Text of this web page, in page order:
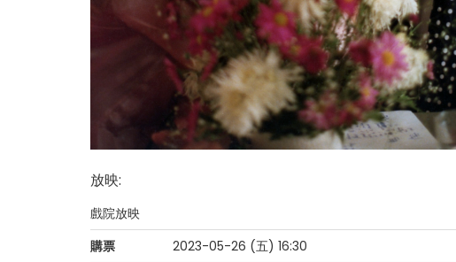
放映:
戲院放映
購票
2023-05-26 (五) 16:30